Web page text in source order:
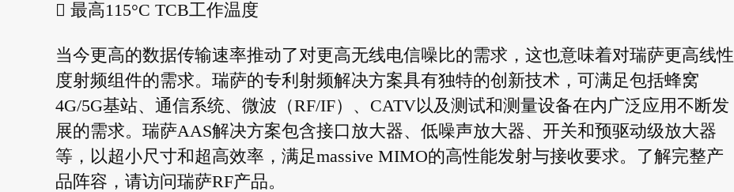
 最高115°C TCB工作温度
当今更高的数据传输速率推动了对更高无线电信噪比的需求，这也意味着对瑞萨更高线性
度射频组件的需求。瑞萨的专利射频解决方案具有独特的创新技术，可满足包括蜂窝
4G/5G基站、通信系统、微波（RF/IF）、CATV以及测试和测量设备在内广泛应用不断发
展的需求。瑞萨AAS解决方案包含接口放大器、低噪声放大器、开关和预驱动级放大器
等，以超小尺寸和超高效率，满足massive MIMO的高性能发射与接收要求。了解完整产
品阵容，请访问瑞萨RF产品。